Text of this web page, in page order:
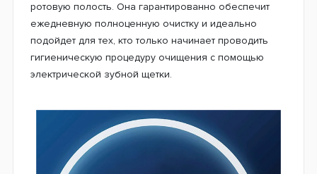
ротовую полость. Она гарантированно обеспечит
ежедневную полноценную очистку и идеально
подойдет для тех, кто только начинает проводить
гигиеническую процедуру очищения с помощью
электрической зубной щетки.